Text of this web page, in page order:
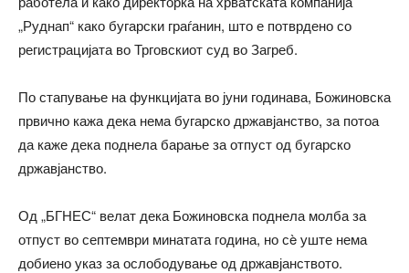
„Руднап“ како бугарски граѓанин, што е потврдено со
регистрацијата во Трговскиот суд во Загреб.
По стапување на функцијата во јуни годинава, Божиновска
првично кажа дека нема бугарско државјанство, за потоа
да каже дека поднела барање за отпуст од бугарско
државјанство.
Од „БГНЕС“ велат дека Божиновска поднела молба за
отпуст во септември минатата година, но сè уште нема
добиено указ за ослободување од државјанството.